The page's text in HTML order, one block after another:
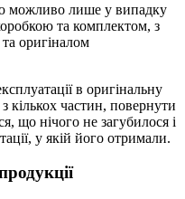
можливо лише у випадку
та комплектом, з
оригіналом
в оригінальну
кількох частин, повернути
що нічого не загубилося і
у якій його отримали.